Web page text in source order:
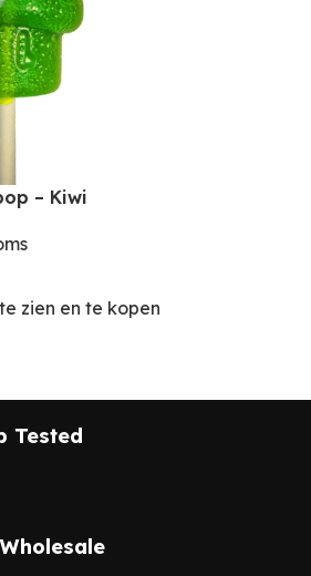
– Kiwi
zien en te kopen
Tested